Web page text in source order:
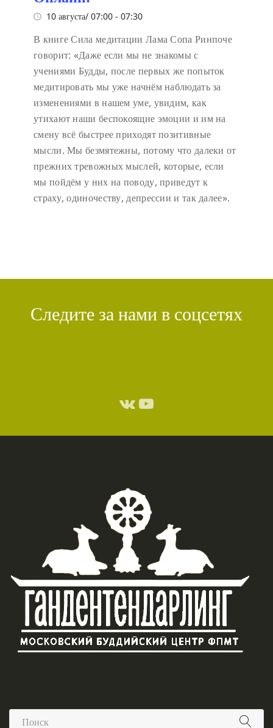
10 августа/ 07:00 - 07:30
В книге Сила медитации Лама Сопа Ринпоче
говорит: «Даже если мы не знакомы с
учениями Будды, после первых же попыток
медитировать мы уже начнём наблюдать за
изменениями в нашем уме, увидим, как
утихают наши беспокоящие эмоции и им на
смену всё быстрее приходят позитивные
мысли. Мы безмятежны, потому что далеки от
прежних тревожных мыслей, которые, если
мы пойдём у них на поводу, приведут к
страху, одиночеству, депрессии и так далее».
Следите за нами в соцсетях